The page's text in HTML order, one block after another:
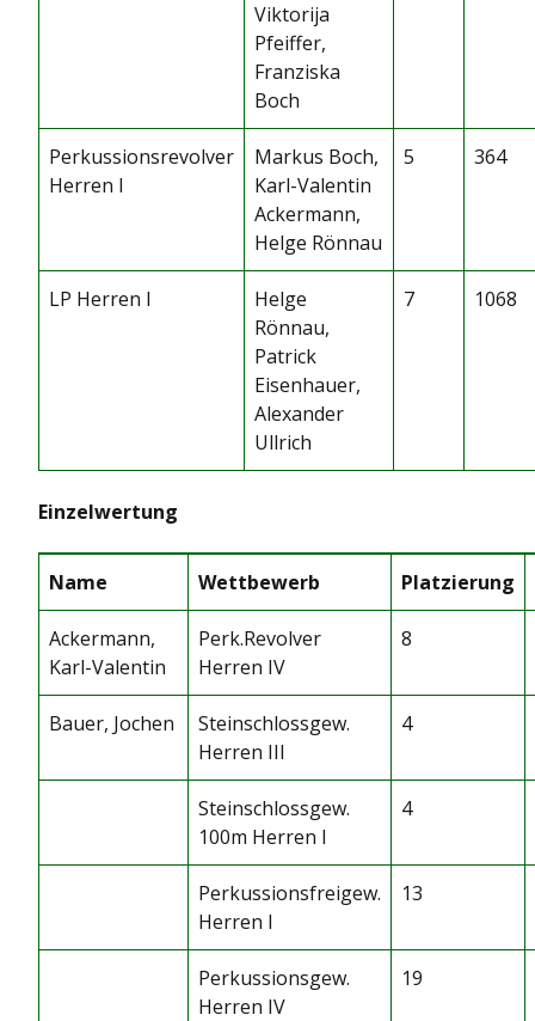
Viktorija
Pfeiffer,
Franziska
Boch
Perkussionsrevolver
Herren I
Markus Boch,
Karl-Valentin
Ackermann,
Helge Rönnau
5 364
LP Herren I
Helge
Rönnau,
Patrick
Eisenhauer,
Alexander
Ullrich
7 1068
Einzelwertung
Name Wettbewerb Platzierung
Ackermann,
Karl-Valentin
Perk.Revolver
Herren IV
8
Bauer, Jochen
Steinschlossgew.
Herren III
4
Steinschlossgew.
100m Herren I
4
Perkussionsfreigew.
Herren I
13
Perkussionsgew.
Herren IV
19